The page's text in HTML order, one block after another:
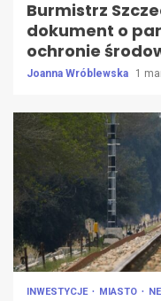
Burmistrz
dokument o
ochronie
Joanna Wróblewska 1
INWESTYCJE MIASTO